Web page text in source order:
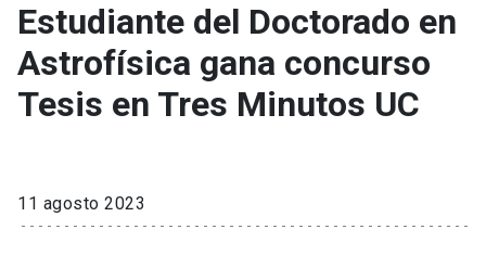
Facultades, escuelas e
institutos
Investigación
Extensión
Estudiante del Doctorado en
Astrofísica gana concurso
Tesis en Tres Minutos UC
11 agosto 2023